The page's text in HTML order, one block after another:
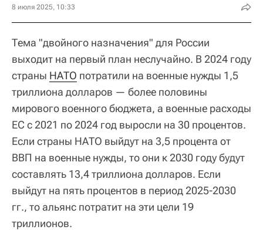
8 июля 2025, 10:33
Тема "двойного назначения" для России
выходит на первый план неслучайно. В 2024 году
страны НАТО потратили на военные нужды 1,5
триллиона долларов — более половины
мирового военного бюджета, а военные расходы
ЕС с 2021 по 2024 год выросли на 30 процентов.
Если страны НАТО выйдут на 3,5 процента от
ВВП на военные нужды, то они к 2030 году будут
составлять 13,4 триллиона долларов. Если
выйдут на пять процентов в период 2025-2030
гг., то альянс потратит на эти цели 19
триллионов.